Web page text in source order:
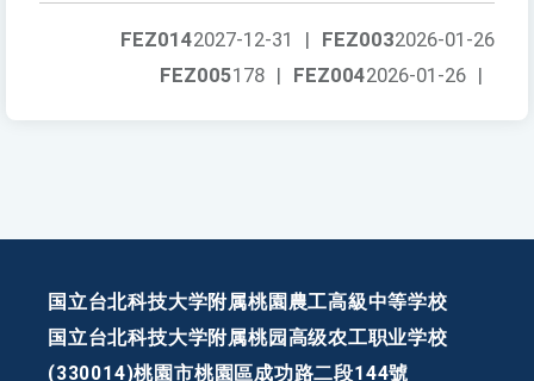
FEZ0032026-01-26
FEZ0142027-12-31
|
FEZ0042026-01-26 |
FEZ005178 |
国立台北科技大学附属桃園農工高級中等学校
国立台北科技大学附属桃园高级农工职业学校
(330014)桃園市桃園區成功路二段144號